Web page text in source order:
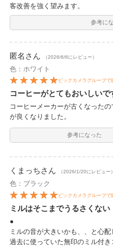
客改善を強く望みます。
参考に
匿名 さん （2026/6/6にレビュー）
色：ホワイト
ビックカメラグループで
コーヒーがとてもおいしいで
コーヒーメーカーが古くなった
が良くなりました。
参考になった
くまっち さん （2026/1/20にレビュー）
色：ブラック
ビックカメラグループで
ミルはそこまでうるさくない
●
ミルの音が大きいかも、、と心配
過去に使っていた無印のミル付